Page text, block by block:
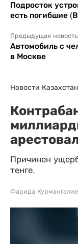
Подросток
есть погибшие
Предыдущая новость
Автомобиль с
в Москве
Новости
Причинен
тенге.
Фарида